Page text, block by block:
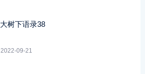
大树下语录38
2022-09-21